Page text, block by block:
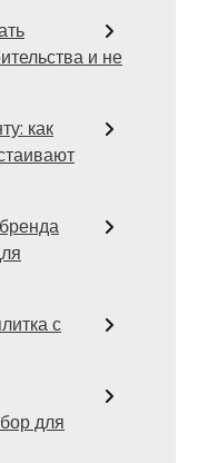
и не
как
с
для